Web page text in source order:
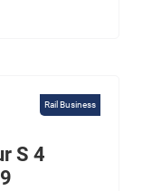
Rail Business
S 4